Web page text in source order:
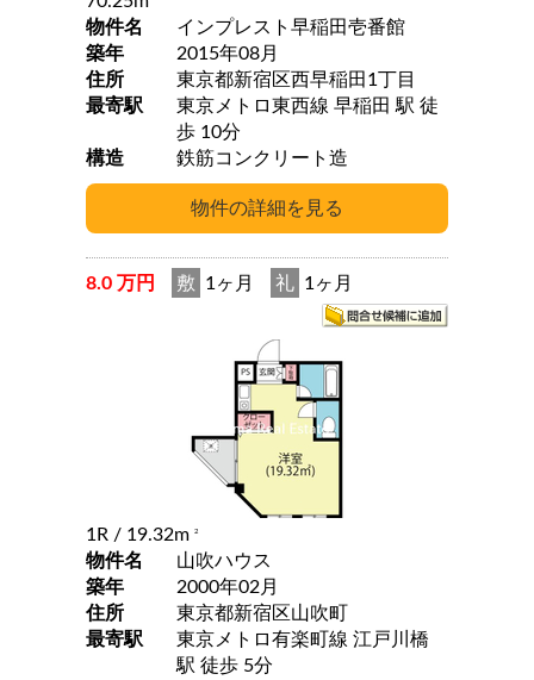
物件名
インプレスト早稲田壱番館
築年
2015年08月
住所
東京都新宿区西早稲田1丁目
最寄駅
東京メトロ東西線 早稲田 駅 徒
歩 10分
構造
鉄筋コンクリート造
8.0 万円 敷 1ヶ月 礼 1ヶ月
1R / 19.32m 2
物件名
山吹ハウス
築年
2000年02月
住所
東京都新宿区山吹町
最寄駅
東京メトロ有楽町線 江戸川橋
駅 徒歩 5分